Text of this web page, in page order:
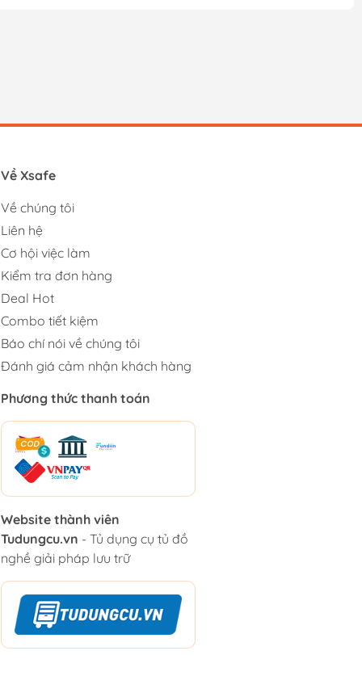
Về Xsafe
Về chúng tôi
Liên hệ
Cơ hội việc làm
Kiểm tra đơn hàng
Deal Hot
Combo tiết kiệm
Báo chí nói về chúng tôi
Đánh giá cảm nhận khách hàng
Phương thức thanh toán
Website thành viên
Tudungcu.vn - Tủ dụng cụ tủ đồ
nghề giải pháp lưu trữ